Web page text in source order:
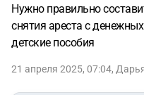
Нужно правильно
снятия ареста с
детские пособия
21 апреля 2025, 07:04,